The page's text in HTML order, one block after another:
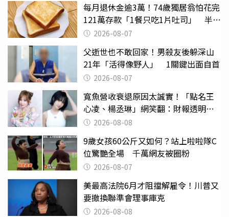
每月退休金逾3萬！74歲獨居翁怕花完
121萬存款「1餐只吃1片吐司」 半年
後暴瘦嚇壞女兒
2026-08-07
父逝世也不敢回家！男殺友後躲深山
21年「活得像野人」 1關鍵出面自首
2026-08-07
寬魚營收衰退原因太誠實！「點名王
心凌、楊丞琳」網笑翻：財報透明度
滿分2026-08-08
9歲女孩60公斤又如何？站上啦啦隊C
位驚艷全場 千萬網友被圈粉
2026-08-07
美最高法院6月才阻擋解雇令！川普又
要撤換聯準會理事庫克
2026-08-08